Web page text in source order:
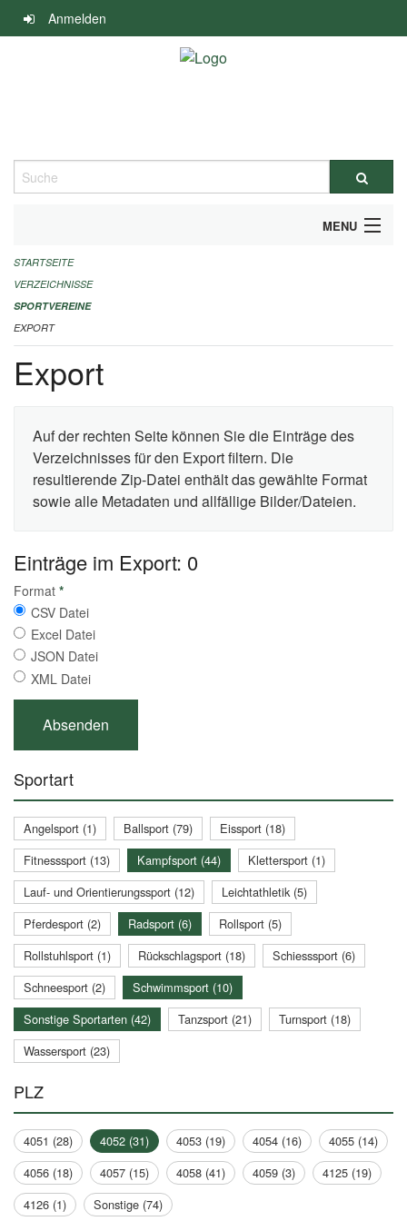
Navigation
überspringen
Anmelden
Suche
MENU
ALLGEMEINE INFORMATIONEN
FINANZIELLE UNTERSTÜTZUNG BENÖTIGT?
KONTAKT
STARTSEITE
VERZEICHNISSE
SPORTVEREINE
EXPORT
Export
Auf der rechten Seite können Sie die Einträge des
Verzeichnisses für den Export filtern. Die
resultierende Zip-Datei enthält das gewählte Format
sowie alle Metadaten und allfällige Bilder/Dateien.
Einträge im Export: 0
Format *
CSV Datei
Excel Datei
JSON Datei
XML Datei
Sportart
Angelsport (1) Ballsport (79)
Eissport (18)
Fitnesssport (13)
Kampfsport (44)
Klettersport (1)
Lauf- und Orientierungssport (12)
Leichtathletik (5)
Pferdesport (2)
Radsport (6)
Rollsport (5)
Rollstuhlsport (1)
Rückschlagsport (18)
Schiesssport (6)
Schneesport (2)
Schwimmsport (10)
Sonstige Sportarten (42)
Tanzsport (21)
Turnsport (18)
Wassersport (23)
PLZ
4051 (28) 4052 (31) 4053 (19) 4054 (16)
4055 (14)
4056 (18)
4057 (15) 4058 (41) 4059 (3)
4125 (19)
4126 (1)
Sonstige (74)